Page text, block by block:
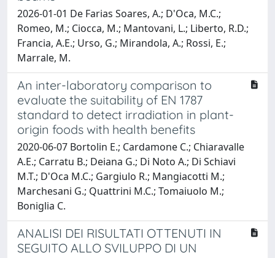
2026-01-01 De Farias Soares, A.; D'Oca, M.C.;
Romeo, M.; Ciocca, M.; Mantovani, L.; Liberto, R.D.;
Francia, A.E.; Urso, G.; Mirandola, A.; Rossi, E.;
Marrale, M.
An inter-laboratory comparison to
evaluate the suitability of EN 1787
standard to detect irradiation in plant-
origin foods with health benefits
2020-06-07 Bortolin E.; Cardamone C.; Chiaravalle
A.E.; Carratu B.; Deiana G.; Di Noto A.; Di Schiavi
M.T.; D'Oca M.C.; Gargiulo R.; Mangiacotti M.;
Marchesani G.; Quattrini M.C.; Tomaiuolo M.;
Boniglia C.
ANALISI DEI RISULTATI OTTENUTI IN
SEGUITO ALLO SVILUPPO DI UN